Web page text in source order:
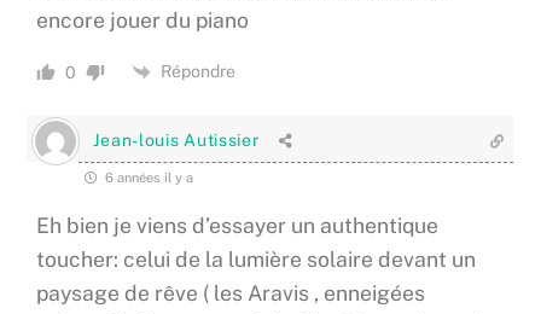
encore jouer du piano
0 Répondre
Jean-louis Autissier
6 années il y a
Eh bien je viens d’essayer un authentique
toucher: celui de la lumière solaire devant un
paysage de rêve ( les Aravis , enneigées